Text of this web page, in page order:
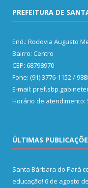
PREFEITURA DE
End.: Rodovia Augusto
Bairro: Centro
CEP: 68798970
Fone: (91) 3776-1152 /
E-mail:
Horário de atendimento:
ÚLTIMAS
Santa Bárbara do Pará
educação! 6 de agosto